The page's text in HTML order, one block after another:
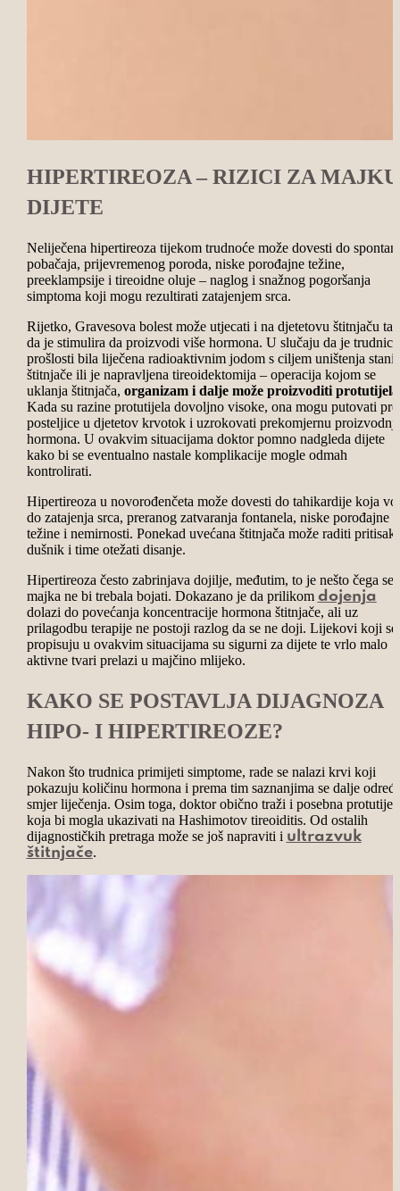
HIPERTIREOZA – RIZICI ZA
DIJETE
Neliječena hipertireoza tijekom trudnoće može dovesti do
pobačaja, prijevremenog poroda, niske porođajne težine,
preeklampsije i tireoidne oluje – naglog i snažnog pogoršanja
simptoma koji mogu rezultirati zatajenjem srca.
Rijetko, Gravesova bolest može utjecati i na djetetovu štitnjaču
da je stimulira da proizvodi više hormona. U slučaju da je
prošlosti bila liječena radioaktivnim jodom s ciljem uništenja
štitnjače ili je napravljena tireoidektomija – operacija kojom se
uklanja štitnjača, organizam i dalje može proizvoditi
Kada su razine protutijela dovoljno visoke, ona mogu putovati
posteljice u djetetov krvotok i uzrokovati prekomjernu
hormona. U ovakvim situacijama doktor pomno nadgleda dijete
kako bi se eventualno nastale komplikacije mogle odmah
kontrolirati.
Hipertireoza u novorođenčeta može dovesti do tahikardije koja
do zatajenja srca, preranog zatvaranja fontanela, niske porođajne
težine i nemirnosti. Ponekad uvećana štitnjača može raditi pritisak
dušnik i time otežati disanje.
Hipertireoza često zabrinjava dojilje, međutim, to je nešto čega se
majka ne bi trebala bojati. Dokazano je da prilikom dojenja
dolazi do povećanja koncentracije hormona štitnjače, ali uz
prilagodbu terapije ne postoji razlog da se ne doji. Lijekovi koji se
propisuju u ovakvim situacijama su sigurni za dijete te vrlo malo
aktivne tvari prelazi u majčino mlijeko.
KAKO SE POSTAVLJA DIJAGNOZA
HIPO- I HIPERTIREOZE?
Nakon što trudnica primijeti simptome, rade se nalazi krvi koji
pokazuju količinu hormona i prema tim saznanjima se dalje
smjer liječenja. Osim toga, doktor obično traži i posebna
koja bi mogla ukazivati na Hashimotov tireoiditis. Od ostalih
dijagnostičkih pretraga može se još napraviti i ultrazvuk
štitnjače.